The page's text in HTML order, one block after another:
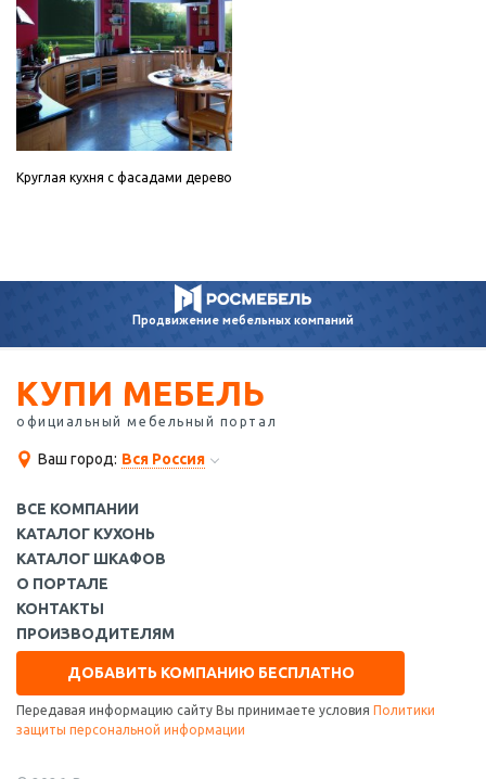
Круглая кухня с фасадами дерево
Продвижениемебельных компаний
КУПИ МЕБЕЛЬ
официальный мебельный портал
Ваш город: Вся Россия
ВСЕ КОМПАНИИ
КАТАЛОГ КУХОНЬ
КАТАЛОГ ШКАФОВ
О ПОРТАЛЕ
КОНТАКТЫ
ПРОИЗВОДИТЕЛЯМ
ДОБАВИТЬ КОМПАНИЮ БЕСПЛАТНО
Передавая информацию сайту Вы принимаете условия Политики
защиты персональной информации